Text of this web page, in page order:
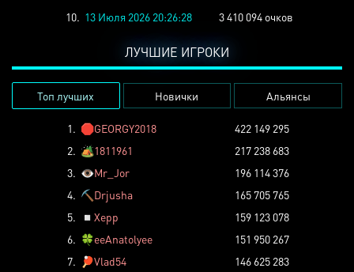
10. 13 Июля 2026 20:26:28 3 410 094 очков
ЛУЧШИЕ ИГРОКИ
Топ лучших Новички Альянсы
1. 🛑GEORGY2018
422 149 295
2. 🏕️1811961
217 238 683
3. 👁️Mr_Jor
196 114 376
4. ⛏️ Drjusha
165 705 765
5.
◽ Xepp
159 123 078
6. 🍀eeAnatolyee
151 950 267
7.
🏓Vlad54
146 625 283